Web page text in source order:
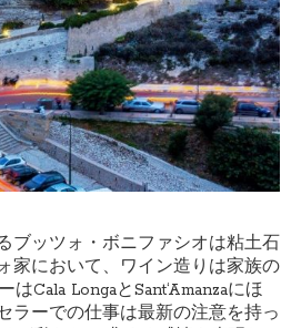
ブッツォ・ボニファシオは粘土石
家において、ワイン造りは家族の
Cala LongaとSant‘Amanzaにほ
ラーでの仕事は最新の注意を持っ